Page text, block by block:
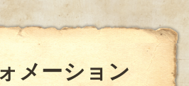
メーション